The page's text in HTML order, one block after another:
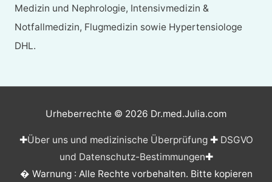
Medizin und Nephrologie, Intensivmedizin &
Notfallmedizin, Flugmedizin sowie Hypertensiologe
DHL.
Urheberrechte © 2026 Dr.med.Julia.com
✚Über uns und medizinische Überprüfung✚ DSGVO
und Datenschutz-Bestimmungen✚
� Warnung : Alle Rechte vorbehalten. Bitte kopieren